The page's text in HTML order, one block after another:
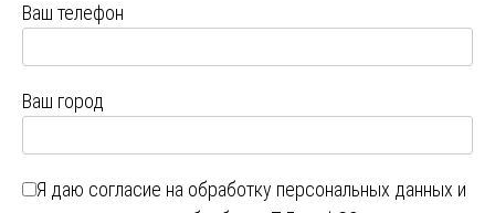
Ваш телефон
Ваш город
Я даю согласие на обработку персональных данных и